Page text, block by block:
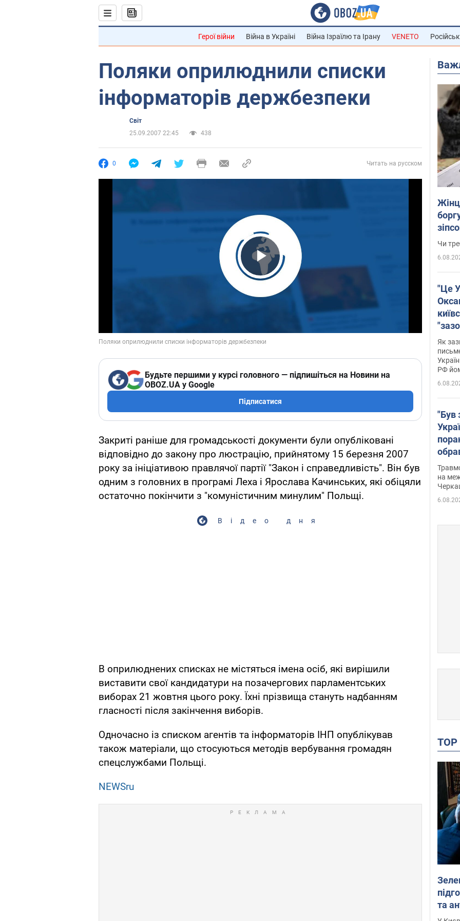
Герої війни Війна в Україні Війна Ізраїлю та Ірану VENETO
Поляки оприлюднили списки
інформаторів держбезпеки
Світ
25.09.2007 22:45
438
0 Читать на русском
Play Video
Будьте першими у курсі головного — підпишіться на Новини на
OBOZ.UA у Google
Підписатися
Закриті раніше для громадськості документи були опубліковані
відповідно до закону про люстрацію, прийнятому 15 березня 2007
року за ініціативою правлячої партії "Закон і справедливість". Він був
одним з головних в програмі Леха і Ярослава Качинських, які обіцяли
остаточно покінчити з "комуністичним минулим" Польщі.
Відео дня
В оприлюднених списках не містяться імена осіб, які вирішили
виставити свої кандидатури на позачергових парламентських
виборах 21 жовтня цього року. Їхні прізвища стануть надбанням
гласності після закінчення виборів.
Одночасно із списком агентів та інформаторів ІНП опублікував
також матеріали, що стосуються методів вербування громадян
спецслужбами Польщі.
NEWSru
Чи
"Це
Як
РФ
"Був
Фото
на
та антибалістичної програми